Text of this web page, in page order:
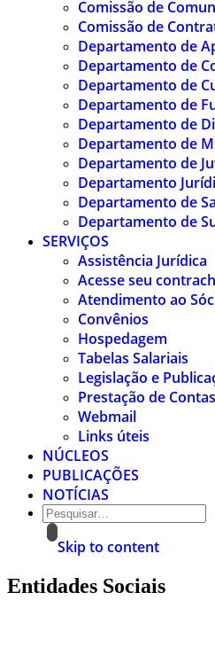
Comissão de
Comissão de
Departamento de
Departamento de
Departamento de
Departamento de
Departamento de
Departamento de
Departamento de
Departamento
Departamento de
Departamento de
SERVIÇOS
Assistência Jurídica
Acesse seu
Atendimento ao
Convênios
Hospedagem
Tabelas Salariais
Legislação e
Prestação de Contas
Webmail
Links úteis
NÚCLEOS
PUBLICAÇÕES
NOTÍCIAS
Skip to content
Entidades Sociais